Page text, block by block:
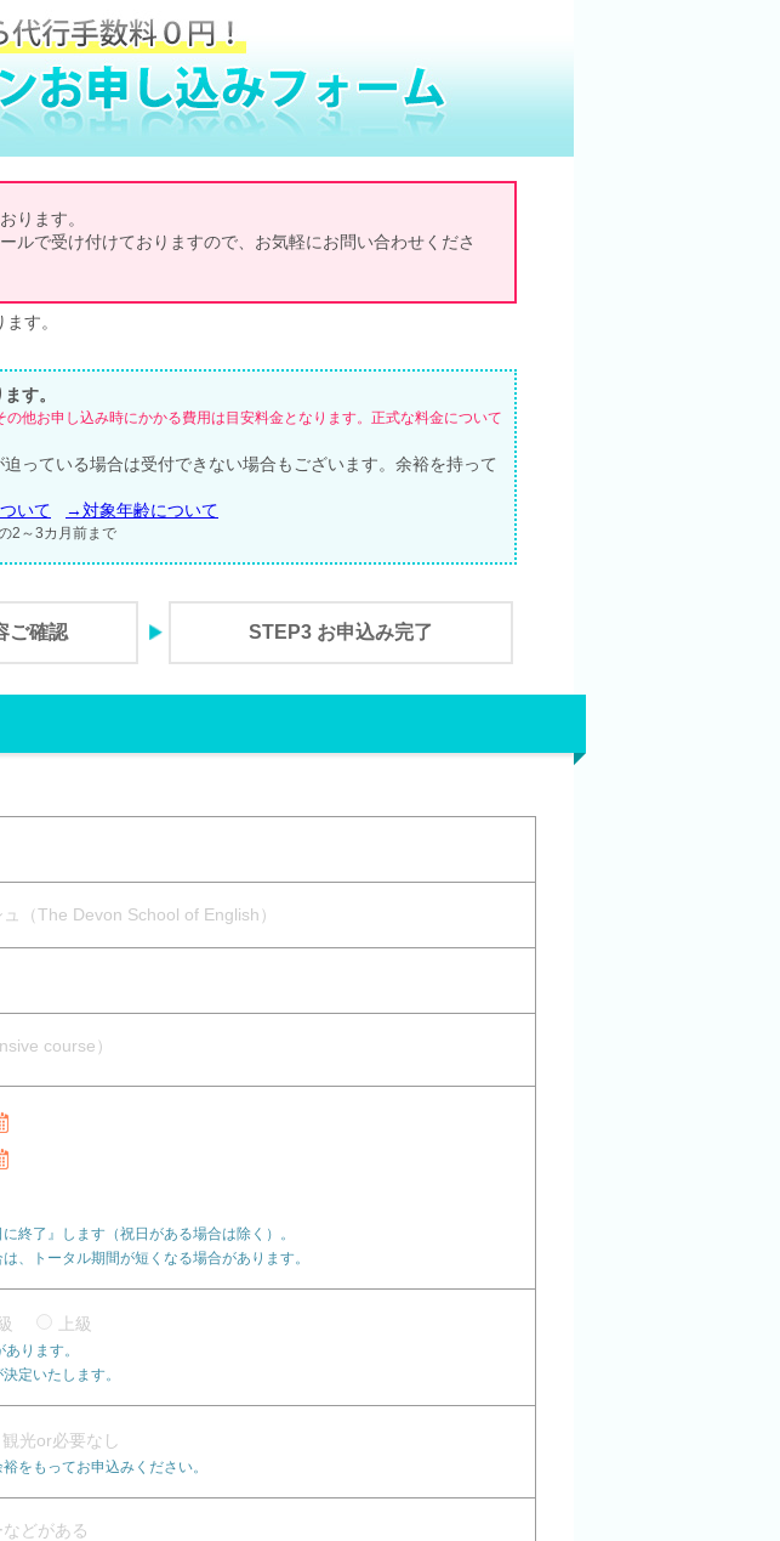
ります。
ルで受け付けておりますので、お気軽にお問い合わせくださ
す。
す。
他お申し込み時にかかる費用は目安料金となります。正式な料金について
っている場合は受付できない場合もございます。余裕を持って
いて →対象年齢について
2～3カ月前まで
ご確認 STEP3 お申込み完了
（The Devon School of English）
course）
終了』します（祝日がある場合は除く）。
、トータル期間が短くなる場合があります。
上級
ります。
定いたします。
観光or必要なし
をもってお申込みください。
どがある